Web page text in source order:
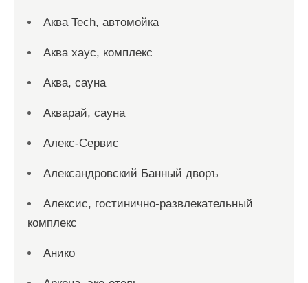
Аква Tech, автомойка
Аква хаус, комплекс
Аква, сауна
Акварай, сауна
Алекс-Сервис
Александровский Банный дворъ
Алексис, гостинично-развлекательный
комплекс
Анико